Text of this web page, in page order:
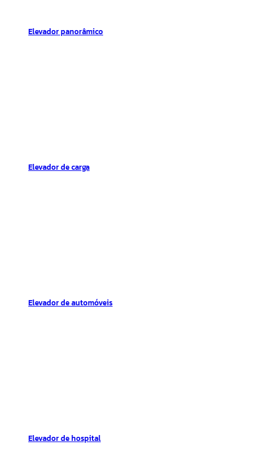
Elevador panorâmico
Elevador de carga
Elevador de automóveis
Elevador de hospital